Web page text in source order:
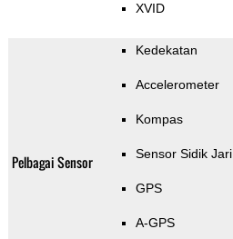
XVID
Pelbagai Sensor
Kedekatan
Accelerometer
Kompas
Sensor Sidik Jari
GPS
A-GPS